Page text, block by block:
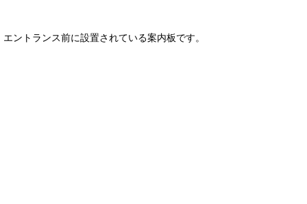
エントランス前に設置されている案内板です。